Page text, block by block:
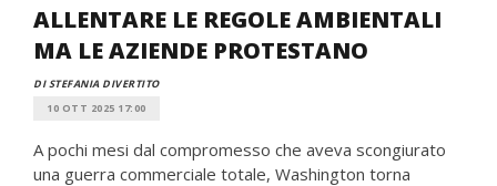
ALLENTARE LE REGOLE AMBIENTALI
MA LE AZIENDE PROTESTANO
DI STEFANIA DIVERTITO
10 OTT 2025 17:00
A pochi mesi dal compromesso che aveva scongiurato
una guerra commerciale totale, Washington torna